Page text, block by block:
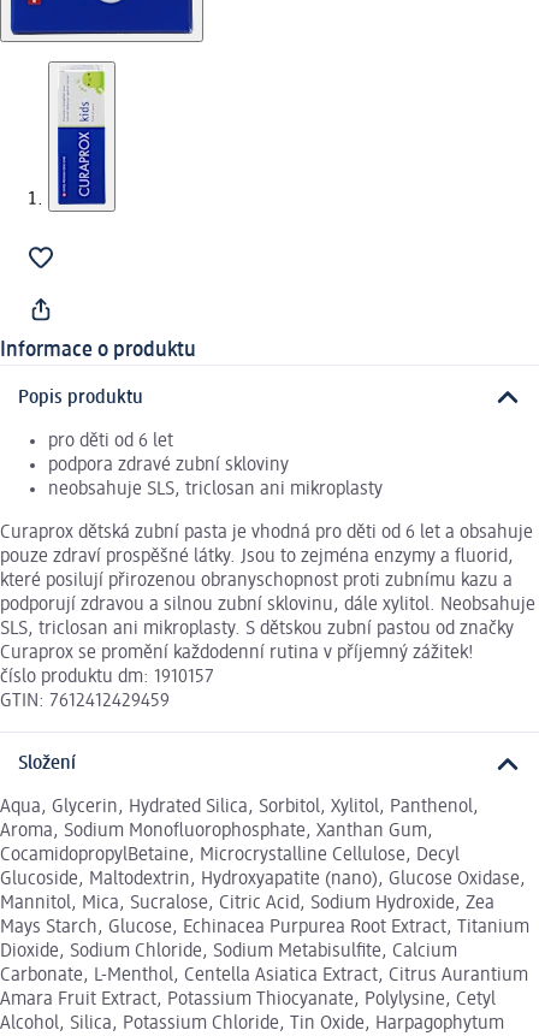
Informace o produktu
Popis produktu
pro děti od 6 let
podpora zdravé zubní skloviny
neobsahuje SLS, triclosan ani mikroplasty
Curaprox dětská zubní pasta je vhodná pro děti od 6 let a obsahuje
pouze zdraví prospěšné látky. Jsou to zejména enzymy a fluorid,
které posilují přirozenou obranyschopnost proti zubnímu kazu a
podporují zdravou a silnou zubní sklovinu, dále xylitol. Neobsahuje
SLS, triclosan ani mikroplasty. S dětskou zubní pastou od značky
Curaprox se promění každodenní rutina v příjemný zážitek!
číslo produktu dm: 1910157
GTIN: 7612412429459
Složení
Aqua, Glycerin, Hydrated Silica, Sorbitol, Xylitol, Panthenol,
Aroma, Sodium Monofluorophosphate, Xanthan Gum,
CocamidopropylBetaine, Microcrystalline Cellulose, Decyl
Glucoside, Maltodextrin, Hydroxyapatite (nano), Glucose Oxidase,
Mannitol, Mica, Sucralose, Citric Acid, Sodium Hydroxide, Zea
Mays Starch, Glucose, Echinacea Purpurea Root Extract, Titanium
Dioxide, Sodium Chloride, Sodium Metabisulfite, Calcium
Carbonate, L-Menthol, Centella Asiatica Extract, Citrus Aurantium
Amara Fruit Extract, Potassium Thiocyanate, Polylysine, Cetyl
Alcohol, Silica, Potassium Chloride, Tin Oxide, Harpagophytum